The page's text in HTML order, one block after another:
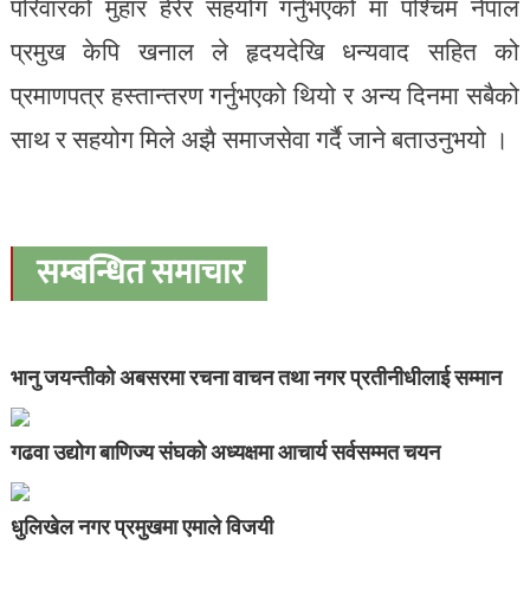
प्रमुख केपि खनाल ले हृदयदेखि धन्यवाद सहित को
प्रमाणपत्र हस्तान्तरण गर्नुभएको थियो र अन्य दिनमा सबैको
साथ र सहयोग मिले अझै समाजसेवा गर्दै जाने बताउनुभयो ।
सम्बन्धित समाचार
भानु जयन्तीको अबसरमा रचना वाचन तथा नगर प्रतीनीधीलाई सम्मान
गढवा उद्योग बाणिज्य संघको अध्यक्षमा आचार्य सर्वसम्मत चयन
धुलिखेल नगर प्रमुखमा एमाले विजयी